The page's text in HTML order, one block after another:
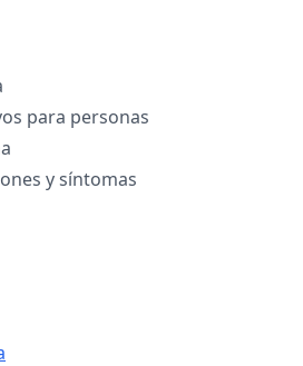
para personas
y síntomas